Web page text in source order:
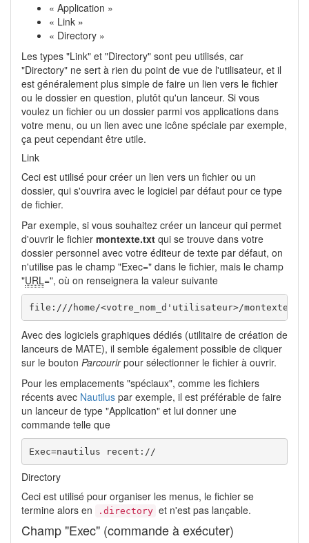
« Application »
« Link »
« Directory »
Les types "Link" et "Directory" sont peu utilisés, car
"Directory" ne sert à rien du point de vue de l'utilisateur, et il
est généralement plus simple de faire un lien vers le fichier
ou le dossier en question, plutôt qu'un lanceur. Si vous
voulez un fichier ou un dossier parmi vos applications dans
votre menu, ou un lien avec une icône spéciale par exemple,
ça peut cependant être utile.
Link
Ceci est utilisé pour créer un lien vers un fichier ou un
dossier, qui s'ouvrira avec le logiciel par défaut pour ce type
de fichier.
Par exemple, si vous souhaitez créer un lanceur qui permet
d'ouvrir le fichier montexte.txt qui se trouve dans votre
dossier personnel avec votre éditeur de texte par défaut, on
n'utilise pas le champ "Exec=" dans le fichier, mais le champ
"URL=", où on renseignera la valeur suivante
file:///home/<votre_nom_d'utilisateur>/
Avec des logiciels graphiques dédiés (utilitaire de création de
lanceurs de MATE), il semble également possible de cliquer
sur le bouton Parcourirpour sélectionner le fichier à ouvrir.
Pour les emplacements "spéciaux", comme les fichiers
récents avec Nautilus par exemple, il est préférable de faire
un lanceur de type "Application" et lui donner une
commande telle que
Exec=nautilus recent://
Directory
Ceci est utilisé pour organiser les menus, le fichier se
termine alors en
.directory et n'est pas lançable.
Champ "Exec" (commande à exécuter)